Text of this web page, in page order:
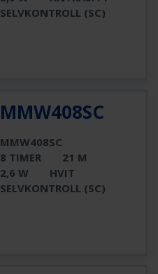
SELVKONTROLL (SC)
MMW408SC
MMW408SC
8 TIMER
21 M
2,6 W
HVIT
SELVKONTROLL (SC)